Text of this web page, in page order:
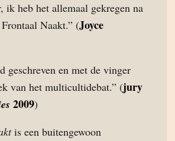
ik heb het allemaal gekregen na
Naakt.” (Joyce
geschreven en met de vinger
van het multicultidebat.” (jury
2009)
is een buitengewoon